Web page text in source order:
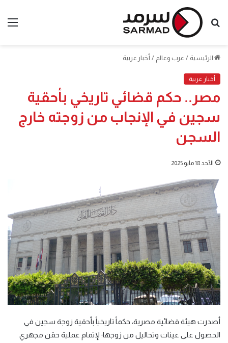
بحث
الرئيسية / عرب وعالم / أخبار عربية
أخبار عربية
مصر.. حكم قضائي تاريخي بأحقية
سجين في الإنجاب من زوجته خارج
السجن
الأحد 18 مايو 2025
أصدرت هيئة قضائية مصرية، حكماً تاريخياً بأحقية زوجة سجين في
الحصول على عينات وتحاليل من زوجها؛ لإتمام عملية حقن مجهري